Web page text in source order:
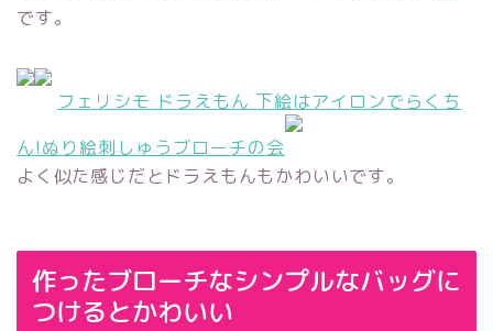
です。
フェリシモ ドラえもん 下絵はアイロンでらくち
ん!ぬり絵刺しゅうブローチの会
よく似た感じだとドラえもんもかわいいです。
作ったブローチなシンプルなバッグに
つけるとかわいい